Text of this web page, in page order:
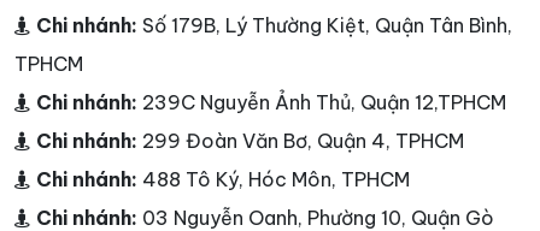
Chi nhánh: Số 179B, Lý Thường Kiệt, Quận Tân Bình,
TPHCM
Chi nhánh: 239C Nguyễn Ảnh Thủ, Quận 12,TPHCM
Chi nhánh: 299 Đoàn Văn Bơ, Quận 4, TPHCM
Chi nhánh: 488 Tô Ký, Hóc Môn, TPHCM
Chi nhánh: 03 Nguyễn Oanh, Phường 10, Quận Gò